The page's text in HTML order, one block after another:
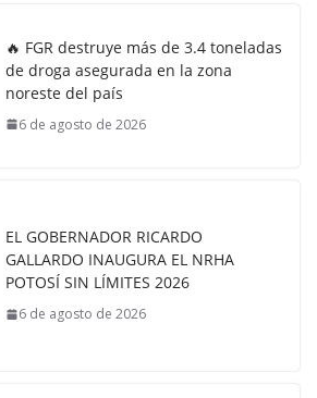
🔥 FGR destruye más de 3.4 toneladas
de droga asegurada en la zona
noreste del país
6 de agosto de 2026
EL GOBERNADOR RICARDO
GALLARDO INAUGURA EL NRHA
POTOSÍ SIN LÍMITES 2026
6 de agosto de 2026